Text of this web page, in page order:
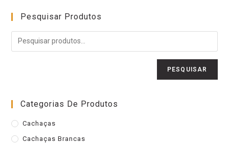
Pesquisar Produtos
PESQUISAR
Categorias De Produtos
Cachaças
Cachaças Brancas